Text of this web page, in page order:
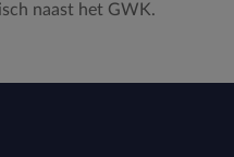
naast het GWK.